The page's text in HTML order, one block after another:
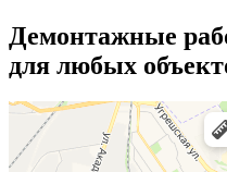
Демонтажные
для любых